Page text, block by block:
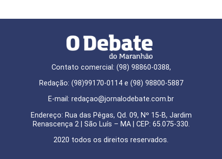
Contato comercial: (98) 98860-0388,
Redação: (98)99170-0114 e (98) 98800-5887
E-mail: redaçao@jornalodebate.com.br
Endereço: Rua das Pêgas, Qd. 09, Nº 15-B, Jardim
Renascença 2 | São Luís – MA | CEP: 65.075-330.
2020 todos os direitos reservados.